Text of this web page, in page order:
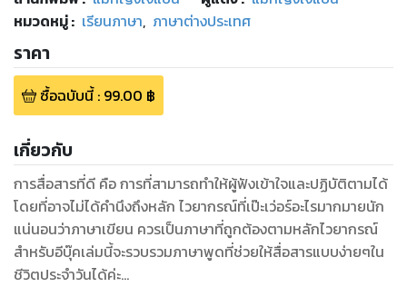
หมวดหมู่: เรียนภาษา, ภาษาต่างประเทศ
ราคา
ซื้อฉบับนี้: 99.00 ฿
เกี่ยวกับ
การสื่อสารที่ดี คือ การที่สามารถทำให้ผู้ฟังเข้าใจและปฏิบัติตามได้
โดยที่อาจไม่ได้คำนึงถึงหลัก ไวยากรณ์ที่เป๊ะเว่อร์อะไรมากมายนัก
แน่นอนว่าภาษาเขียน ควรเป็นภาษาที่ถูกต้องตามหลักไวยากรณ์
สำหรับอีบุ๊คเล่มนี้จะรวบรวมภาษาพูดที่ช่วยให้สื่อสารแบบง่ายๆใน
ชีวิตประจำวันได้ค่ะ